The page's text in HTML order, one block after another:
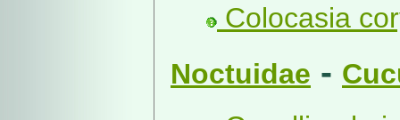
Colocasia
Noctuidae -